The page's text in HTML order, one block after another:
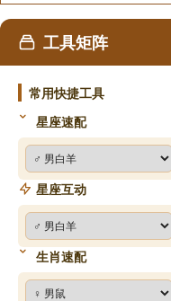
工具矩阵
常用快捷工具
星座速配
星座互动
生肖速配